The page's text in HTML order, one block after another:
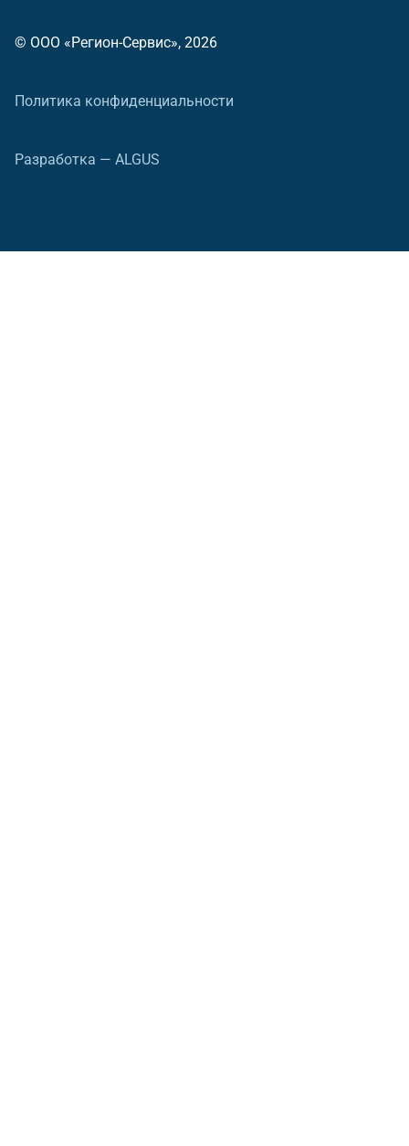
© ООО «Регион-Сервис», 2026
Политика конфиденциальности
Разработка — ALGUS